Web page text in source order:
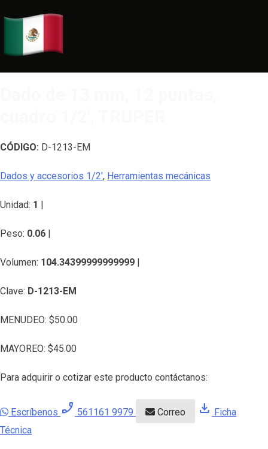
CÓDIGO: D-1213-EM
Dados y accesorios 1/2', Herramientas mecánicas
Unidad: 1 |
Peso: 0.06 |
Volumen: 104.34399999999999 |
Clave: D-1213-EM
MENUDEO: $50.00
MAYOREO: $45.00
Para adquirir o cotizar este producto contáctanos:
Escríbenos phone_enabled 561161 9979 Correo download Ficha
Técnica